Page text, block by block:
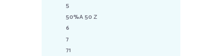
5
50%A 50 Z
6
7
71